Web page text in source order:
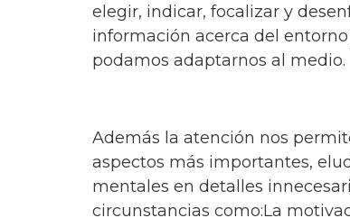
elegir, indicar, focalizar y
información acerca del
podamos adaptarnos al medio.
Además la atención nos
aspectos más importantes,
mentales en detalles
circunstancias como:La